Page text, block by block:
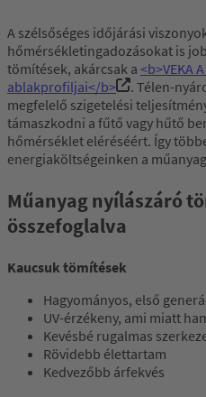
A szélsőséges időjárási
hőmérsékletingadozásokat is
tömítések, akárcsak a <b>VEKA
ablakprofiljai</b>
. Télen-
megfelelő szigetelési
támaszkodni a fűtő vagy hűtő
hőmérséklet eléréséért. Így
energiaköltségeinken a
Műanyag nyílászáró
összefoglalva
Kaucsuk tömítések
Hagyományos, első
UV-érzékeny, ami miatt
Kevésbé rugalmas
Rövidebb élettartam
Kedvezőbb árfekvés